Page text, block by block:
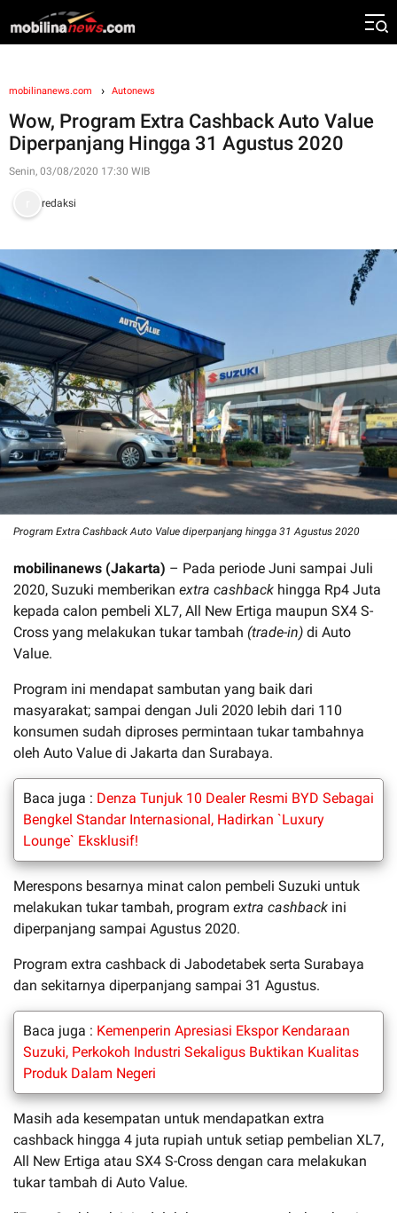
mobilinanews.com Autonews
Wow, Program Extra Cashback Auto Value
Diperpanjang Hingga 31 Agustus 2020
Senin, 03/08/2020 17:30 WIB
redaksi
Program Extra Cashback Auto Value diperpanjang hingga 31 Agustus 2020
mobilinanews (Jakarta) – Pada periode Juni sampai Juli
2020, Suzuki memberikan extra cashback hingga Rp4 Juta
kepada calon pembeli XL7, All New Ertiga maupun SX4 S-
Cross yang melakukan tukar tambah (trade-in) di Auto
Value.
Program ini mendapat sambutan yang baik dari
masyarakat; sampai dengan Juli 2020 lebih dari 110
konsumen sudah diproses permintaan tukar tambahnya
oleh Auto Value di Jakarta dan Surabaya.
Baca juga : Denza Tunjuk 10 Dealer Resmi BYD Sebagai
Bengkel Standar Internasional, Hadirkan `Luxury
Lounge` Eksklusif!
Merespons besarnya minat calon pembeli Suzuki untuk
melakukan tukar tambah, program extra cashback ini
diperpanjang sampai Agustus 2020.
Program extra cashback di Jabodetabek serta Surabaya
dan sekitarnya diperpanjang sampai 31 Agustus.
Baca juga : Kemenperin Apresiasi Ekspor Kendaraan
Suzuki, Perkokoh Industri Sekaligus Buktikan Kualitas
Produk Dalam Negeri
Masih ada kesempatan untuk mendapatkan extra
cashback hingga 4 juta rupiah untuk setiap pembelian XL7,
All New Ertiga atau SX4 S-Cross dengan cara melakukan
tukar tambah di Auto Value.